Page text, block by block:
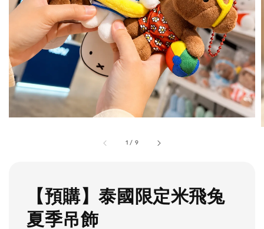
1 / 9
【預購】泰國限定米飛兔
夏季吊飾